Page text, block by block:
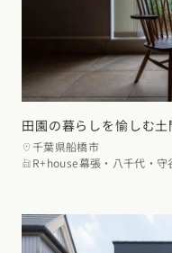
田園の暮らしを愉しむ
千葉県船橋市
R+house幕張・八千代・守